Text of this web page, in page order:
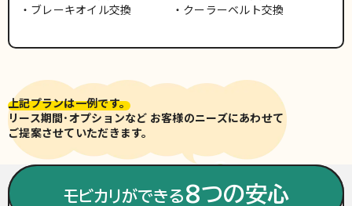
ブレーキオイル交換
クーラーベルト交換
上記プランは一例です。
リース期間･オプションなど お客様のニーズにあわせて
ご提案させていただきます。
※車両写真は有料色(別途費用)
の場合がございます。
モビカリができる 8つの安心